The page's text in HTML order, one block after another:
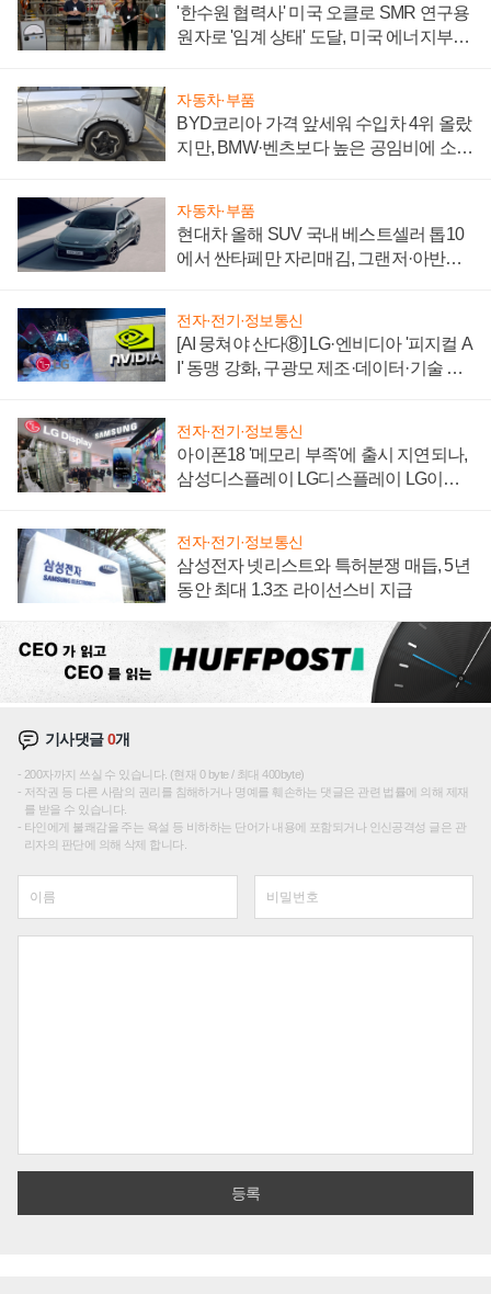
'한수원 협력사' 미국 오클로 SMR 연구용
원자로 '임계 상태' 도달, 미국 에너지부
자동차·부품
BYD코리아 가격 앞세워 수입차 4위 올랐
지만, BMW·벤츠보다 높은 공임비에 소비
자동차·부품
현대차 올해 SUV 국내 베스트셀러 톱10
에서 싼타페만 자리매김, 그랜저·아반떼
전자·전기·정보통신
[AI 뭉쳐야 산다⑧] LG·엔비디아 '피지컬 A
I' 동맹 강화, 구광모 제조·데이터·기술 결
전자·전기·정보통신
아이폰18 '메모리 부족'에 출시 지연되나,
삼성디스플레이 LG디스플레이 LG이노
전자·전기·정보통신
삼성전자 넷리스트와 특허분쟁 매듭, 5년
동안 최대 1.3조 라이선스비 지급
기사댓글0개
200자까지 쓰실 수 있습니다. (현재 0 byte / 최대 400byte)
저작권 등 다른 사람의 권리를 침해하거나 명예를 훼손하는 댓글은 관련 법률에 의해 제재
를 받을 수 있습니다.
타인에게 불쾌감을 주는 욕설 등 비하하는 단어가 내용에 포함되거나 인신공격성 글은 관
리자의 판단에 의해 삭제 합니다.